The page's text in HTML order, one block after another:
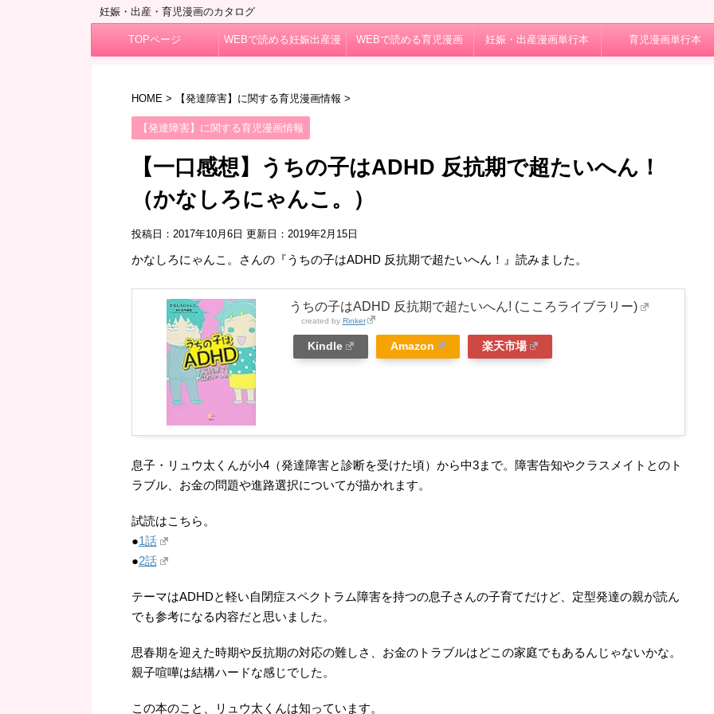
妊娠・出産・育児漫画のカタログ
TOPページ WEBで読める妊娠出産漫 WEBで読める育児漫画 妊娠・出産漫画単行本 育児漫画単行本
HOME> 【発達障害】に関する育児漫画情報 >
【発達障害】に関する育児漫画情報
【一口感想】うちの子はADHD 反抗期で超たいへん！
（かなしろにゃんこ。）
投稿日：2017年10月6日 更新日： 2019年2月15日
かなしろにゃんこ。さんの『うちの子はADHD 反抗期で超たいへん！』読みました。
うちの子はADHD 反抗期で超たいへん! (こころライブラリー)
created by Rinker
Kindle Amazon 楽天市場
息子・リュウ太くんが小4（発達障害と診断を受けた頃）から中3まで。障害告知やクラスメイトとのト
ラブル、お金の問題や進路選択についてが描かれます。
試読はこちら。
●1話
●2話
テーマはADHDと軽い自閉症スペクトラム障害を持つの息子さんの子育てだけど、定型発達の親が読ん
でも参考になる内容だと思いました。
思春期を迎えた時期や反抗期の対応の難しさ、お金のトラブルはどこの家庭でもあるんじゃないかな。
親子喧嘩は結構ハードな感じでした。
この本のこと、リュウ太くんは知っています。